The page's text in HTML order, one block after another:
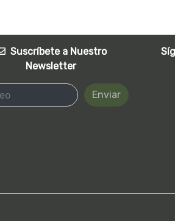
Suscríbete a Nuestro
Newsletter
Enviar